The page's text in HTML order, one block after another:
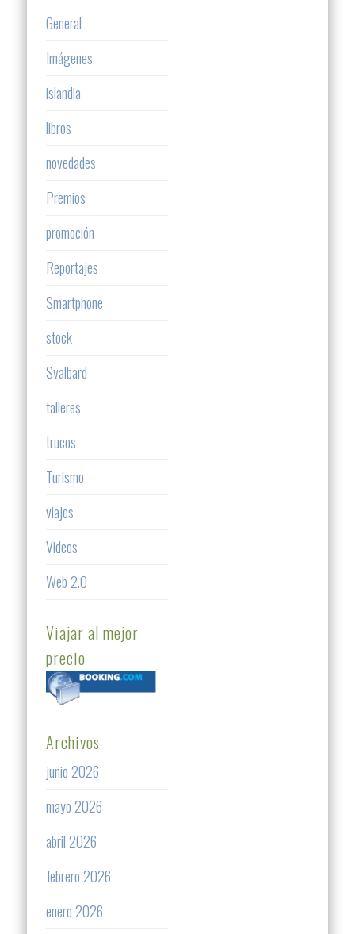
General
Imágenes
islandia
libros
novedades
Premios
promoción
Reportajes
Smartphone
stock
Svalbard
talleres
trucos
Turismo
viajes
Videos
Web 2.0
Viajar al mejor
precio
Archivos
junio 2026
mayo 2026
abril 2026
febrero 2026
enero 2026